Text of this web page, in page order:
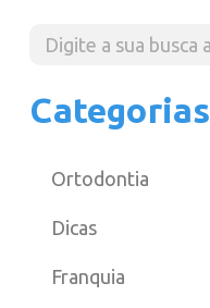
Categorias
Ortodontia
Dicas
Franquia